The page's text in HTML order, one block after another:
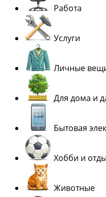
Работа
Услуги
Личные
Для дома и
Бытовая
Хобби и
Животные